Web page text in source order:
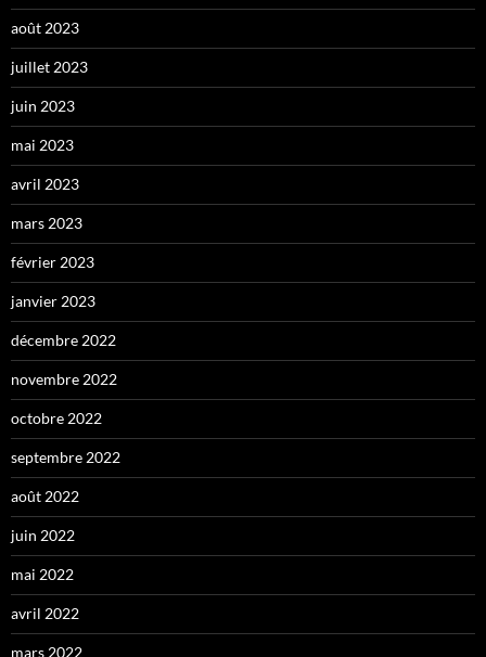
août 2023
juillet 2023
juin 2023
mai 2023
avril 2023
mars 2023
février 2023
janvier 2023
décembre 2022
novembre 2022
octobre 2022
septembre 2022
août 2022
juin 2022
mai 2022
avril 2022
mars 2022